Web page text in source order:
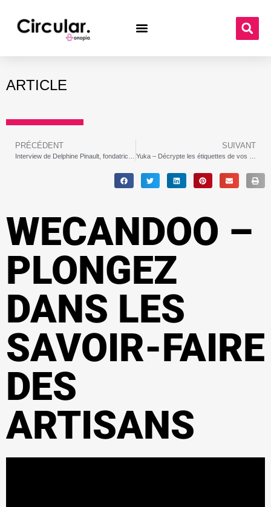
ARTICLE
PRÉCÉDENT SUIVANT
WECANDOO –
PLONGEZ
DANS LES
SAVOIR-FAIRE
DES
ARTISANS